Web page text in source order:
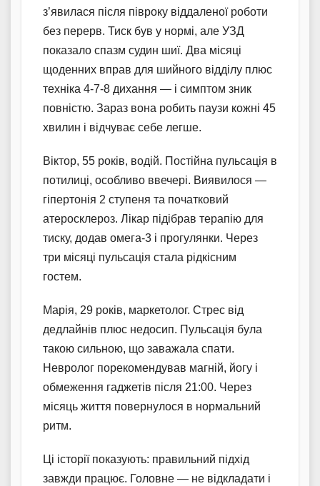
з’явилася після півроку віддаленої роботи
без перерв. Тиск був у нормі, але УЗД
показало спазм судин шиї. Два місяці
щоденних вправ для шийного відділу плюс
техніка 4-7-8 дихання — і симптом зник
повністю. Зараз вона робить паузи кожні 45
хвилин і відчуває себе легше.
Віктор, 55 років, водій. Постійна пульсація в
потилиці, особливо ввечері. Виявилося —
гіпертонія 2 ступеня та початковий
атеросклероз. Лікар підібрав терапію для
тиску, додав омега-3 і прогулянки. Через
три місяці пульсація стала рідкісним
гостем.
Марія, 29 років, маркетолог. Стрес від
дедлайнів плюс недосип. Пульсація була
такою сильною, що заважала спати.
Невролог порекомендував магній, йогу і
обмеження гаджетів після 21:00. Через
місяць життя повернулося в нормальний
ритм.
Ці історії показують: правильний підхід
завжди працює. Головне — не відкладати і